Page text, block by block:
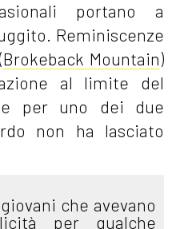
portano a
Reminiscenze
Brokeback Mountain)
al limite del
per uno dei due
non ha lasciato
che avevano
per qualche